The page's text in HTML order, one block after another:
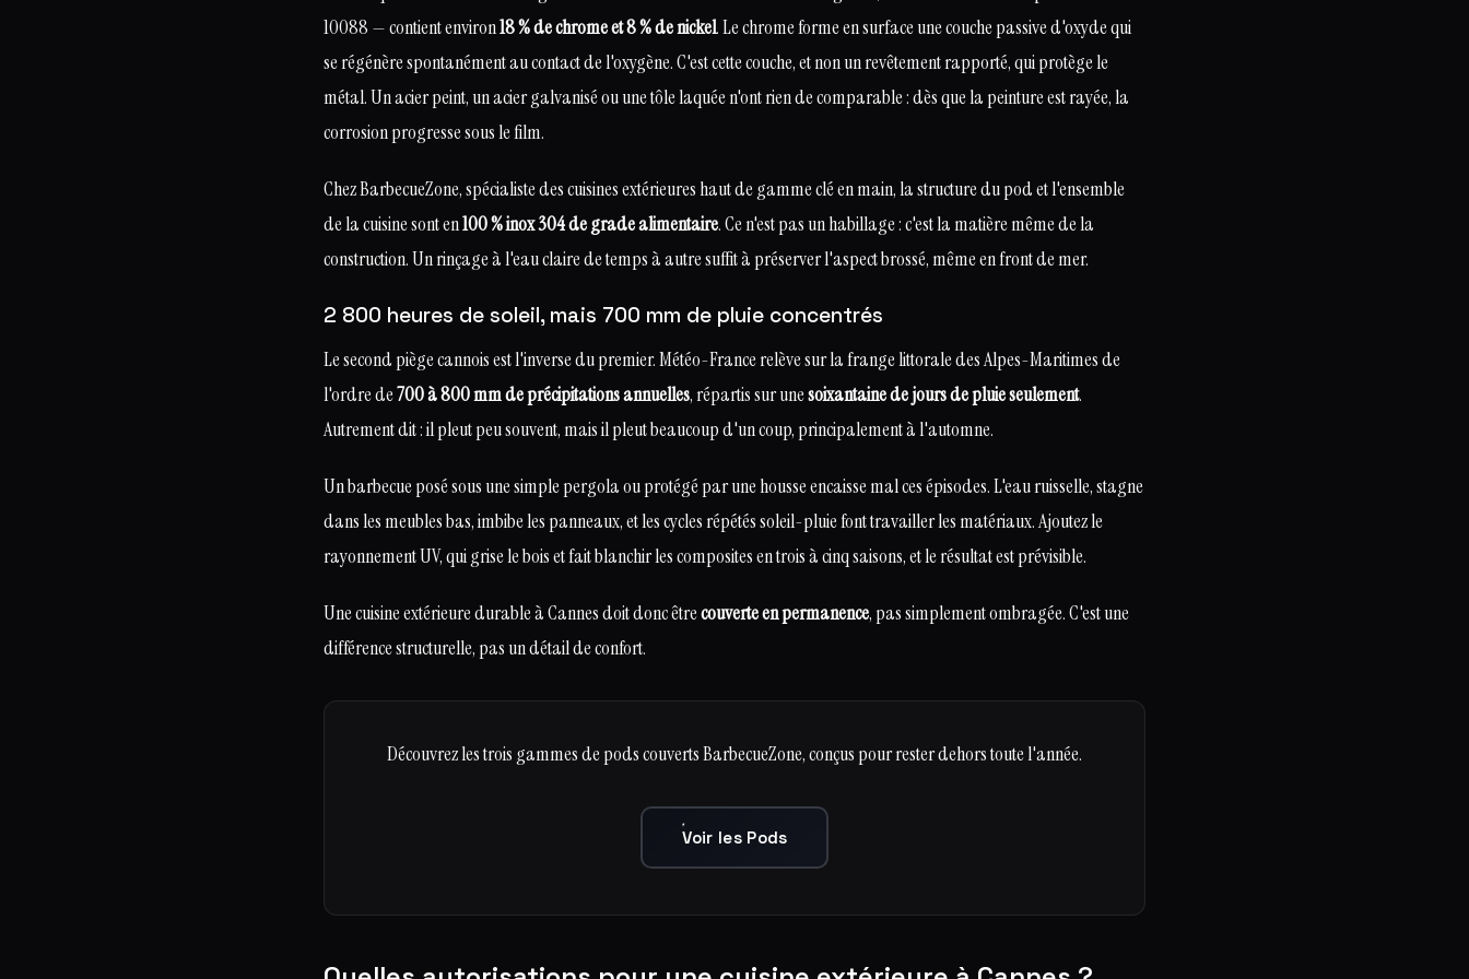
10088 — contient environ18 % de chrome et 8 % de nickel. Le chrome forme en surface une couche passive d'oxyde qui
se régénère spontanément au contact de l'oxygène. C'est cette couche, et non un revêtement rapporté, qui protège le
métal. Un acier peint, un acier galvanisé ou une tôle laquée n'ont rien de comparable : dès que la peinture est rayée, la
corrosion progresse sous le film.
Chez BarbecueZone, spécialiste des cuisines extérieures haut de gamme clé en main, la structure du pod et l'ensemble
de la cuisine sont en100 % inox 304 de grade alimentaire. Ce n'est pas un habillage : c'est la matière même de la
construction. Un rinçage à l'eau claire de temps à autre suffit à préserver l'aspect brossé, même en front de mer.
2 800 heures de soleil, mais 700 mm de pluie concentrés
Le second piège cannois est l'inverse du premier. Météo-France relève sur la frange littorale des Alpes-Maritimes de
l'ordre de700 à 800 mm de précipitations annuelles, répartis sur unesoixantaine de jours de pluie seulement.
Autrement dit : il pleut peu souvent, mais il pleut beaucoup d'un coup, principalement à l'automne.
Un barbecue posé sous une simple pergola ou protégé par une housse encaisse mal ces épisodes. L'eau ruisselle, stagne
dans les meubles bas, imbibe les panneaux, et les cycles répétés soleil-pluie font travailler les matériaux. Ajoutez le
rayonnement UV, qui grise le bois et fait blanchir les composites en trois à cinq saisons, et le résultat est prévisible.
Une cuisine extérieure durable à Cannes doit donc êtrecouverte en permanence, pas simplement ombragée. C'est une
différence structurelle, pas un détail de confort.
Découvrez les trois gammes de pods couverts BarbecueZone, conçus pour rester dehors toute l'année.
Voir les Pods